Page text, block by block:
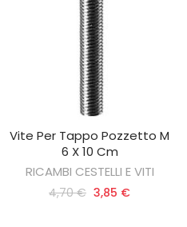
AGGIUNGI AL CARRELLO
Vite Per Tappo Pozzetto M
6 X 10 Cm
RICAMBI CESTELLI E VITI
4,70 € 3,85 €